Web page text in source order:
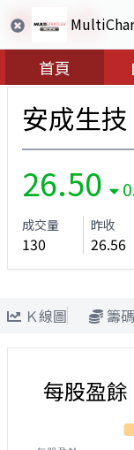
首頁
安成生技
26.50
成交量
130
昨收
26.56
Ｋ線圖 籌碼
每股盈餘